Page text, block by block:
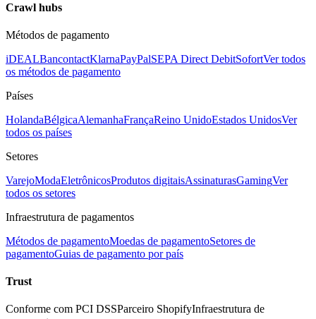
Crawl hubs
Métodos de pagamento
iDEALBancontactKlarnaPayPalSEPA Direct DebitSofortVer todos
os métodos de pagamento
Países
HolandaBélgicaAlemanhaFrançaReino UnidoEstados UnidosVer
todos os países
Setores
VarejoModaEletrônicosProdutos digitaisAssinaturasGamingVer
todos os setores
Infraestrutura de pagamentos
Métodos de pagamentoMoedas de pagamentoSetores de
pagamentoGuias de pagamento por país
Trust
Conforme com PCI DSSParceiro ShopifyInfraestrutura de